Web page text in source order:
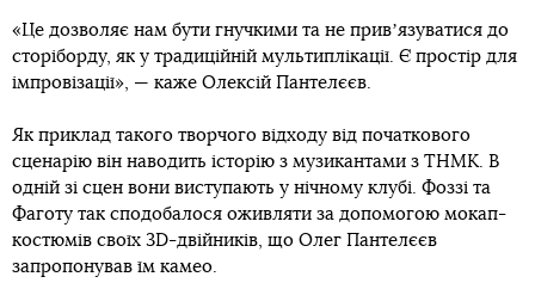
«Це дозволяє нам бути гнучкими та не привʼязуватися до
сторіборду, як у традиційній мультиплікації. Є простір для
імпровізації», — каже Олексій Пантелєєв.
Як приклад такого творчого відходу від початкового
сценарію він наводить історію з музикантами з ТНМК. В
одній зі сцен вони виступають у нічному клубі. Фоззі та
Фаготу так сподобалося оживляти за допомогою мокап-
костюмів своїх 3D-двійників, що Олег Пантелєєв
запропонував їм камео.